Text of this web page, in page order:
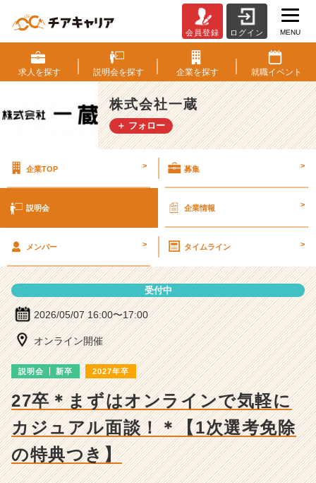
式
会
社
一
蔵
の
詳
ベ
長
か
ら
ス
カ
ウ
ト
会員登録 ログイン MENU
求人を探す 説明会を探す 企業を探す 就職イベント
株式会社一蔵
＋ フォロー
企業TOP > 募集 >
説明会 企業情報 >
メンバー > タイムライン >
受付中
2026/05/07 16:00〜17:00
オンライン開催
説明会 新卒 2027年卒
27卒＊まずはオンラインで気軽に
カジュアル面談！＊【1次選考免除
の特典つき】